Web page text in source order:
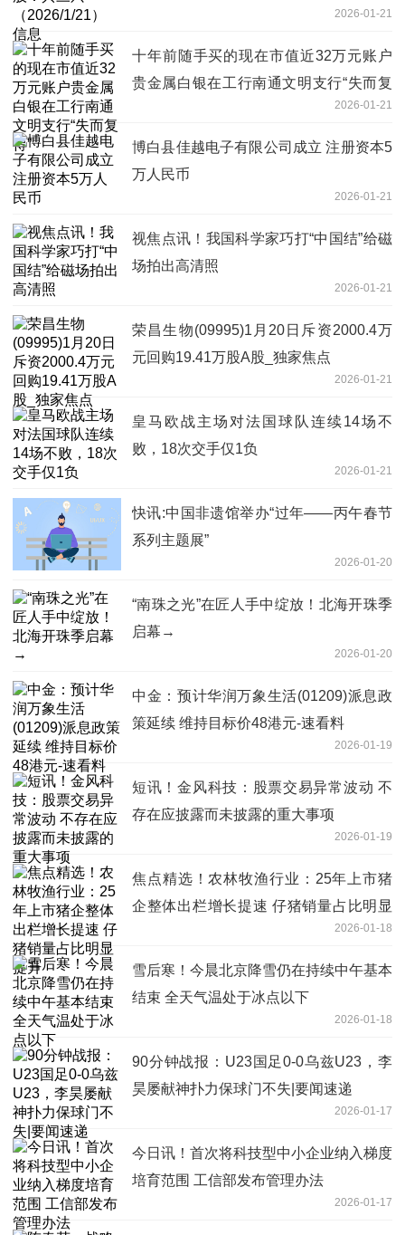
2026-01-21
十年前随手买的现在市值近32万元账户
贵金属白银在工行南通文明支行“失而复
2026-01-21
博白县佳越电子有限公司成立 注册资本5
万人民币
2026-01-21
视焦点讯！我国科学家巧打“中国结”给磁
场拍出高清照
2026-01-21
荣昌生物(09995)1月20日斥资2000.4万
元回购19.41万股A股_独家焦点
2026-01-21
皇马欧战主场对法国球队连续14场不
败，18次交手仅1负
2026-01-21
快讯:中国非遗馆举办“过年——丙午春节
系列主题展”
2026-01-20
“南珠之光”在匠人手中绽放！北海开珠季
启幕→
2026-01-20
中金：预计华润万象生活(01209)派息政
策延续 维持目标价48港元-速看料
2026-01-19
短讯！金风科技：股票交易异常波动 不
存在应披露而未披露的重大事项
2026-01-19
焦点精选！农林牧渔行业：25年上市猪
企整体出栏增长提速 仔猪销量占比明显
2026-01-18
雪后寒！今晨北京降雪仍在持续中午基本
结束 全天气温处于冰点以下
2026-01-18
90分钟战报：U23国足0-0乌兹U23，李
昊屡献神扑力保球门不失|要闻速递
2026-01-17
今日讯！首次将科技型中小企业纳入梯度
培育范围 工信部发布管理办法
2026-01-17